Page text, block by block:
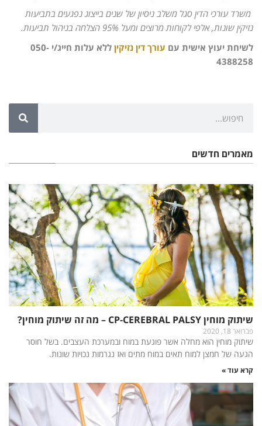
משרד עורכי הדין סגל משלב ניסיון של שנים בייצוג נפגעים בתביעות
נזיקין שונות, אלפי לקוחות מרוצים ומעל 95% הצלחה בניהול תביעות.
לשיחת יעוץ אישית עם עורך דין נזיקין
ללא עלות חייג/י 050-
4388258
מאמרים חדשים
שיתוק מוחין CP-CEREBRAL PALSY – מה זה שיתוק מוחין?
פברואר 18, 2020
שיתוק מוחין הוא מחלה אשר פוגעת במוח ובמערכת העצבים. בשל חוסר
הגעה של חמצן למוח תאים במוח מתים ואז נגרמות נכויות שונות.
קרא עוד »